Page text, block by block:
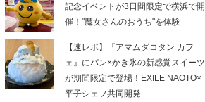
記念イベントが3日間限定で横浜で開
催！"魔女さんのおうち"を体験
【速レポ】『アマムダコタン カフ
ェ』にパン×かき氷の新感覚スイーツ
が期間限定で登場！EXILE NAOTO×
平子シェフ共同開発